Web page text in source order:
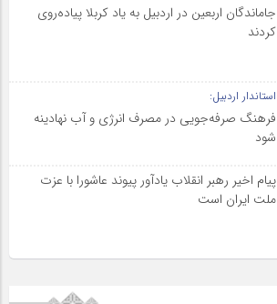
جاماندگان اربعین در اردبیل به یاد کربلا پیاده‌روی
کردند
استاندار اردبیل:
فرهنگ صرفه‌جویی در مصرف انرژی و آب نهادینه
شود
پیام اخیر رهبر انقلاب یادآور پیوند عاشورا با عزت
ملت ایران است